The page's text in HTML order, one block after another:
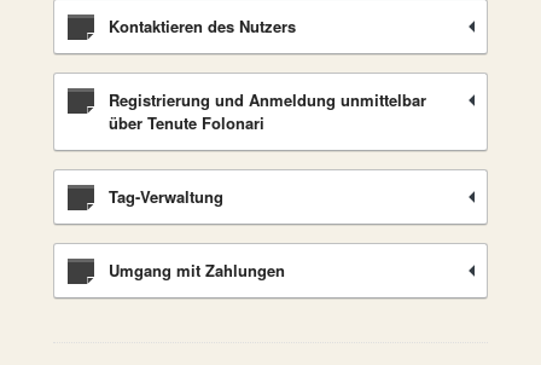
Kontaktieren des Nutzers
Registrierung und Anmeldung unmittelbar
über Tenute Folonari
Tag-Verwaltung
Umgang mit Zahlungen